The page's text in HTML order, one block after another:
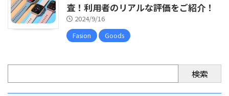
査！利用者のリアルな評価をご紹介！
2024/9/16
Fasion Goods
検索